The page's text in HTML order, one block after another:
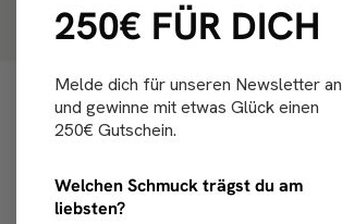
250€ FÜR DICH
Melde dich für unseren Newsletter an
und gewinne mit etwas Glück einen
250€ Gutschein.
Welchen Schmuck trägst du am
liebsten?